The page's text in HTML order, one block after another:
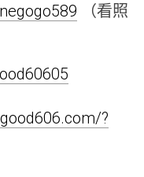
（看照
?